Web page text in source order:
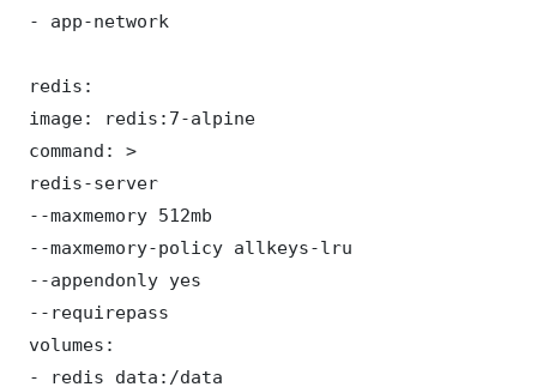
- app-network
redis:
image: redis:7-alpine
command: >
redis-server
--maxmemory 512mb
--maxmemory-policy allkeys-lru
--appendonly yes
--requirepass
volumes:
- redis_data:/data